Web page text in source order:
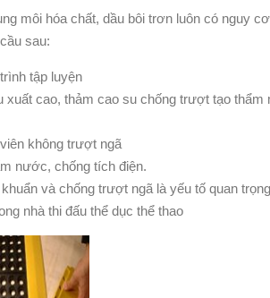
môi hóa chất, dầu bôi trơn luôn có nguy
sau:
tập luyện
xuất cao, thảm cao su chống trượt tạo thẩm
không trượt ngã
nước, chống tích điện.
và chống trượt ngã là yếu tố quan
nhà thi đấu thể dục thể thao